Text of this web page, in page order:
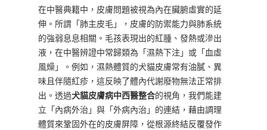
在中醫典籍中，皮膚問題被視為內在臟腑虛實的延
伸。所謂「肺主皮毛」，皮膚的防禦能力與肺系統
的強弱息息相關。毛孩表現出的紅腫、發熱或滲出
液，在中醫辨證中常歸類為「濕熱下注」或「血虛
風燥」。例如，濕熱體質的犬貓皮膚常有油膩、異
味且伴隨紅疹，這反映了體內代謝廢物無法正常排
出。透過犬貓皮膚病中西醫整合的視角，我們能建
立「內病外治」與「外病內治」的連結，藉由調理
體質來鞏固外在的皮膚屏障，從根源終結反覆發作